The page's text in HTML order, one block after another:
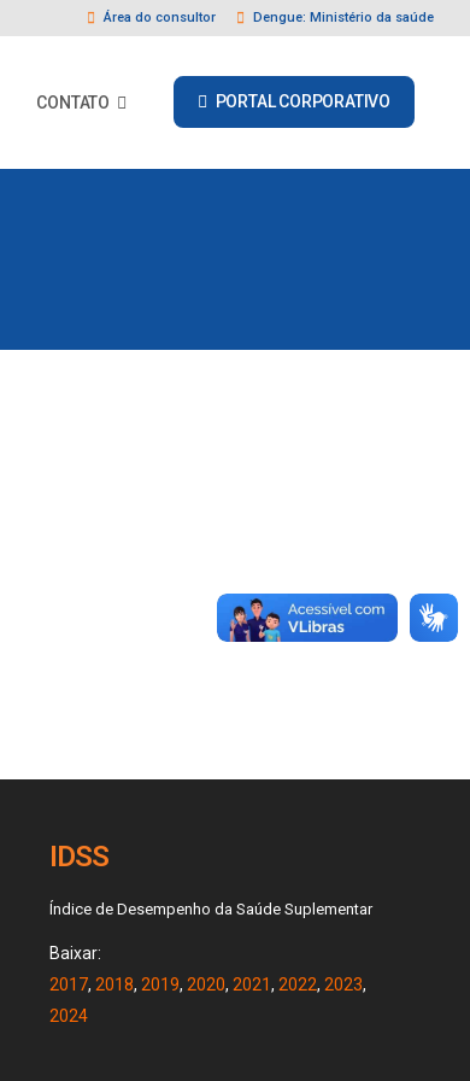
Área do consultor Dengue: Ministério da saúde
CONTATO PORTAL CORPORATIVO
IDSS
Índice de Desempenho da Saúde Suplementar
Baixar:
2017, 2018, 2019, 2020, 2021, 2022, 2023,
2024